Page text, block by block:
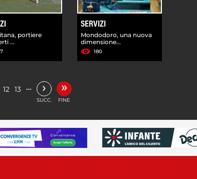
portiere
...
SERVIZI
Mondodoro, una nuova
dimensione...
180
12 13 … ›
SUCC.
»
FINE